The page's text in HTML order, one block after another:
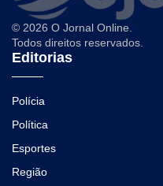
© 2026 O Jornal Online.
Todos direitos reservados.
Editorias
Polícia
Política
Esportes
Região